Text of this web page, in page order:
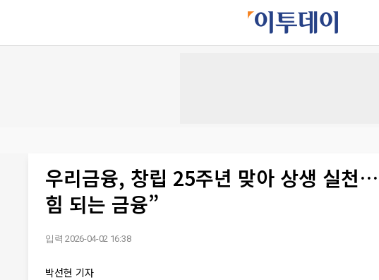
우리금융, 창립 25주년 맞아 상생 실천
힘 되는 금융”
입력 2026-04-02 16:38
박선현 기자